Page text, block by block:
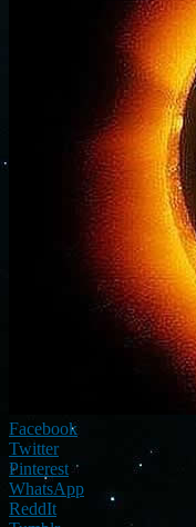
Facebook
Twitter
Pinterest
WhatsApp
ReddIt